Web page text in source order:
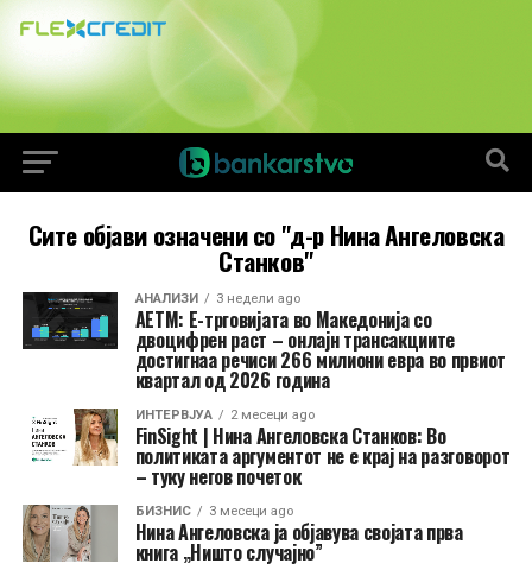
Сите објави означени со "д-р Нина Ангеловска
Станков"
АНАЛИЗИ 3 недели ago
АЕТМ: Е-трговијата во Македонија со
двоцифрен раст – онлајн трансакциите
достигнаа речиси 266 милиони евра во првиот
квартал од 2026 година
ИНТЕРВЈУА 2 месеци ago
FinSight | Нина Ангеловска Станков: Во
политиката аргументот не е крај на разговорот
– туку негов почеток
БИЗНИС 3 месеци ago
Нина Ангеловска ја објавува својата прва
книга „Ништо случајно”